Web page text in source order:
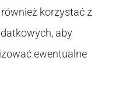
korzystać z
aby
ewentualne